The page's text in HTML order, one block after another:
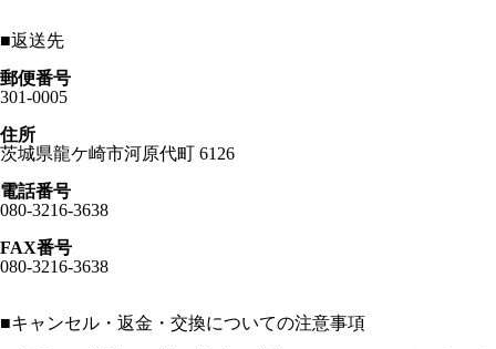
■返送先
郵便番号
301-0005
住所
茨城県龍ケ崎市河原代町 6126
電話番号
080-3216-3638
FAX番号
080-3216-3638
■キャンセル・返金・交換についての注意事項